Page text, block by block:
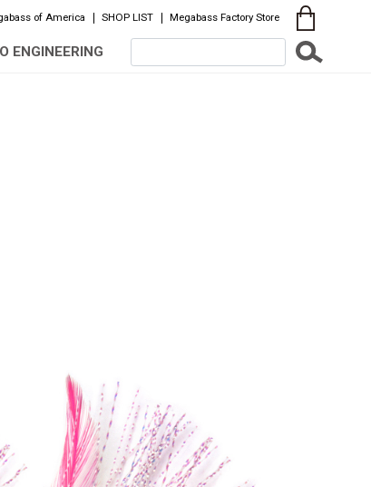
of America SHOP LIST Megabass Factory Store
ENGINEERING